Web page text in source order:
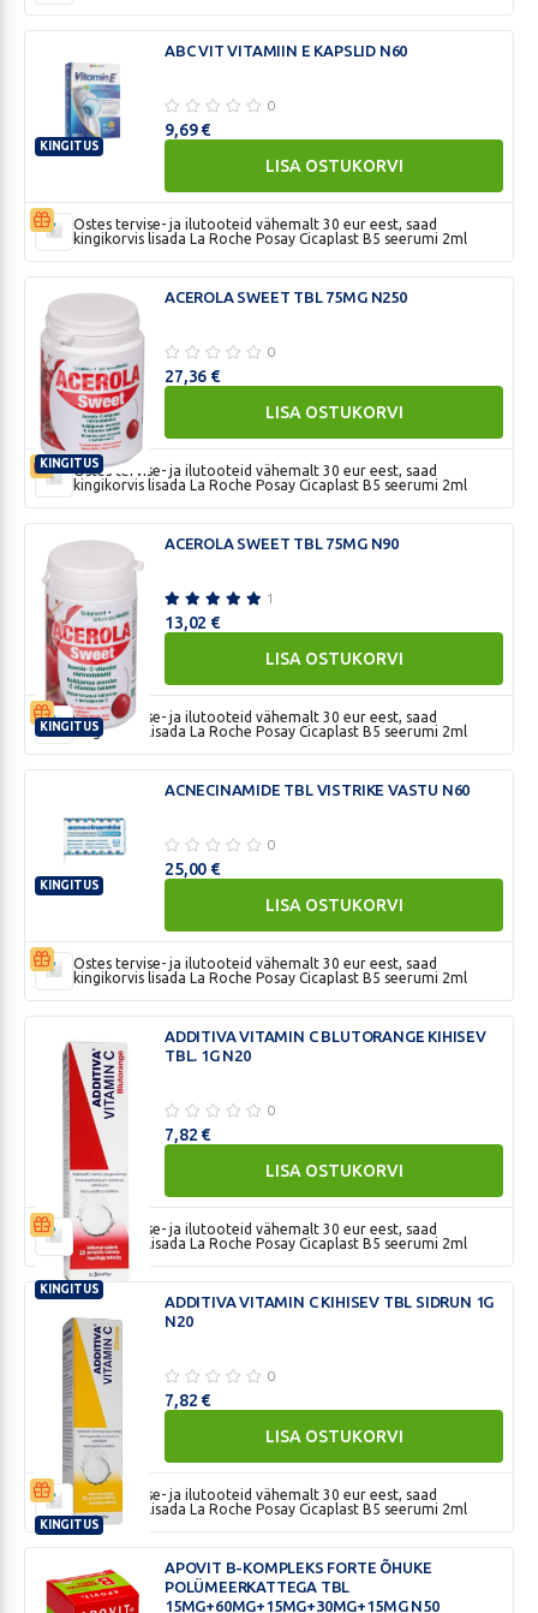
NÄRIMISTBL
500MG
ANANASSIMAITSELINE
VITAMIIN
E
KAPSLID
N60
KINGITUS
ABC VIT VITAMIIN E KAPSLID N60
0
9,69 €
LISA OSTUKORVI
Ostes tervise- ja ilutooteid vähemalt 30 eur eest, saad
kingikorvis lisada La Roche Posay Cicaplast B5 seerumi 2ml
ACEROLA
SWEET
75MG
N250
KINGITUS
ACEROLA SWEET TBL 75MG N250
0
27,36 €
LISA OSTUKORVI
Ostes tervise- ja ilutooteid vähemalt 30 eur eest, saad
kingikorvis lisada La Roche Posay Cicaplast B5 seerumi 2ml
ACEROLA
SWEET
75MG
N90
KINGITUS
ACEROLA SWEET TBL 75MG N90
1
13,02 €
LISA OSTUKORVI
Ostes tervise- ja ilutooteid vähemalt 30 eur eest, saad
kingikorvis lisada La Roche Posay Cicaplast B5 seerumi 2ml
VISTRIKE
VASTU
N60
KINGITUS
ACNECINAMIDE TBL VISTRIKE VASTU N60
0
25,00 €
LISA OSTUKORVI
Ostes tervise- ja ilutooteid vähemalt 30 eur eest, saad
kingikorvis lisada La Roche Posay Cicaplast B5 seerumi 2ml
VITAMIN
BLUTORANGE
KIHISEV
TBL.
1G
N20
KINGITUS
ADDITIVA VITAMIN C BLUTORANGE KIHISEV
TBL. 1G N20
0
7,82 €
LISA OSTUKORVI
Ostes tervise- ja ilutooteid vähemalt 30 eur eest, saad
kingikorvis lisada La Roche Posay Cicaplast B5 seerumi 2ml
ADDITIVA
VITAMIN
KINGITUS
ADDITIVA VITAMIN C KIHISEV TBL SIDRUN 1G
N20
0
7,82 €
LISA OSTUKORVI
Ostes tervise- ja ilutooteid vähemalt 30 eur eest, saad
kingikorvis lisada La Roche Posay Cicaplast B5 seerumi 2ml
APOVIT B-KOMPLEKS FORTE ÕHUKE
POLÜMEERKATTEGA TBL
15MG+60MG+15MG+30MG+15MG N50